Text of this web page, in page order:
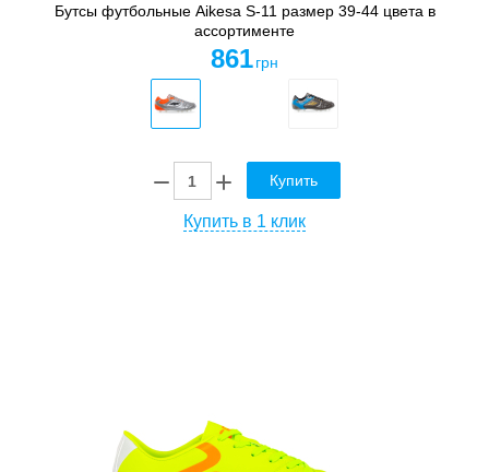
Бутсы футбольные Aikesa S-11 размер 39-44 цвета в
ассортименте
861 грн
Купить
Купить в 1 клик